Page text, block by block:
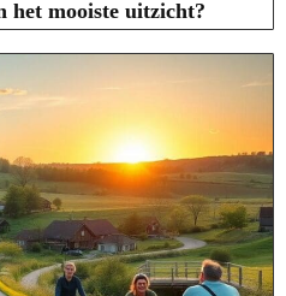
het mooiste uitzicht?